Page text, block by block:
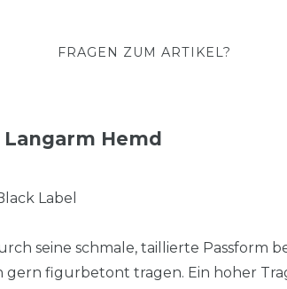
FRAGEN ZUM ARTIKEL?
Langarm Hemd
Label
seine schmale, taillierte Passform
gern figurbetont tragen. Ein hoher